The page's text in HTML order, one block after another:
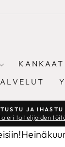
KANKAAT
JA IHASTU
eri taitelijoiden